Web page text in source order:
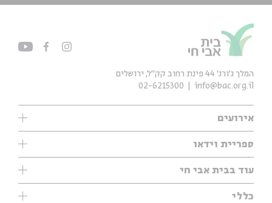
אירועים
עיון
אנגלית
נוער
ספריית וידאו
ילדים
מוזיקה
עיון
עוד בבית אבי חי
תערוכות
כללי
המלך ג'ורג' 44 פינת רחוב קק״ל, ירושלים
info@bac.org.il
02-6215300